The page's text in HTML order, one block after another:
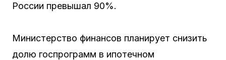
России превышал 90%.
Министерство финансов планирует снизить
долю госпрограмм в ипотечном